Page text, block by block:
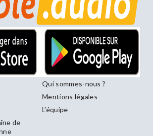
Qui sommes-nous ?
Mentions légales
L’équipe
de